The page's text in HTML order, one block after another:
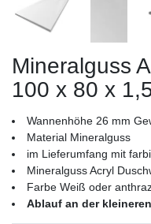
Mineralguss
100 x 80 x
Wannenhöhe 26 mm
Material Mineralguss
im Lieferumfang mit
Mineralguss Acryl
Farbe Weiß oder
Ablauf an der